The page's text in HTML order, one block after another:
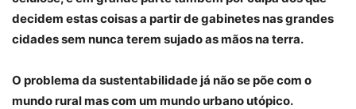
decidem estas coisas a partir de gabinetes nas grandes
cidades sem nunca terem sujado as mãos na terra.
O problema da sustentabilidade já não se põe com o
mundo rural mas com um mundo urbano utópico.